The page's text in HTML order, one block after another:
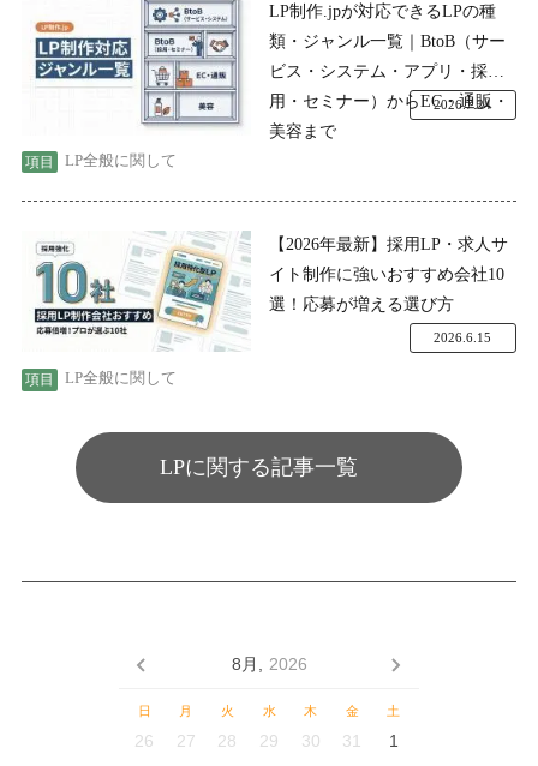
LP制作.jpが対応できるLPの種
類・ジャンル一覧｜BtoB（サー
ビス・システム・アプリ・採
用・セミナー）からEC・通販・
美容まで
LP全般に関して
2026.7.24
【2026年最新】採用LP・求人サ
イト制作に強いおすすめ会社10
選！応募が増える選び方
LP全般に関して
2026.6.15
LPに関する記事一覧
8月, 2026
日 月 火 水 木 金 土
26 27 28 29 30 31 1